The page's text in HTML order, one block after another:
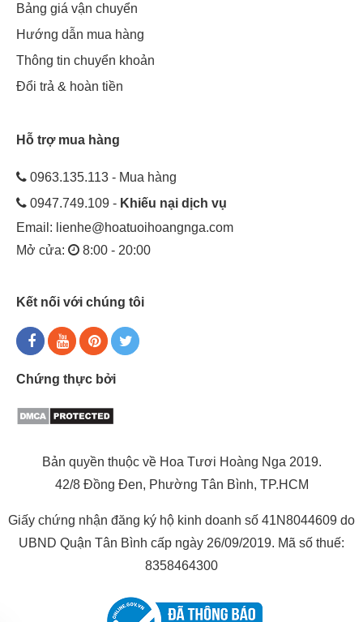
Bảng giá vận chuyển
Hướng dẫn mua hàng
Thông tin chuyển khoản
Đổi trả & hoàn tiền
Hỗ trợ mua hàng
0963.135.113 - Mua hàng
0947.749.109 - Khiếu nại dịch vụ
Email: lienhe@hoatuoihoangnga.com
Mở cửa:
8:00 - 20:00
Kết nối với chúng tôi
Chứng thực bởi
Bản quyền thuộc về Hoa Tươi Hoàng Nga 2019.
42/8 Đồng Đen, Phường Tân Bình, TP.HCM
Giấy chứng nhận đăng ký hộ kinh doanh số 41N8044609 do
UBND Quận Tân Bình cấp ngày 26/09/2019. Mã số thuế:
8358464300